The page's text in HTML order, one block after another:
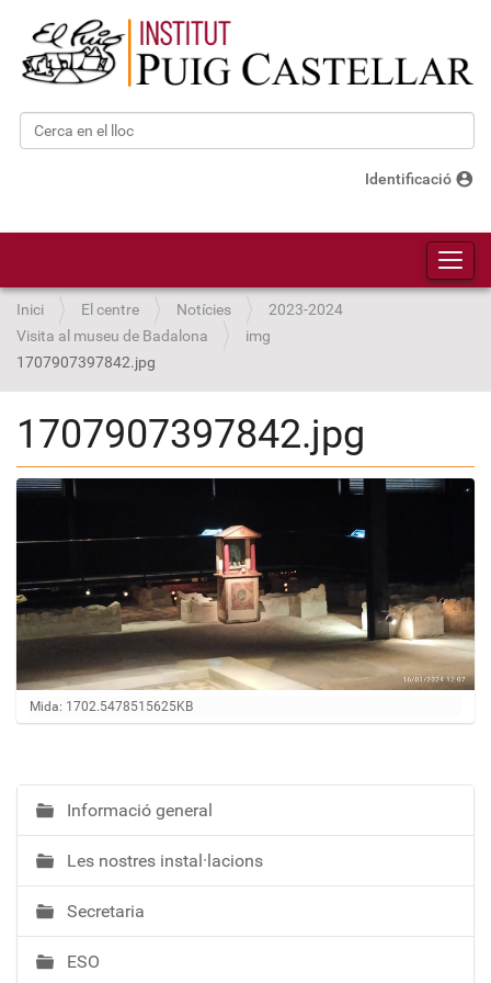
Cerca
Identificació account_circle
Inici El centre Notícies
2023-2024
Visita al museu de Badalona
img
1707907397842.jpg
1707907397842.jpg
Feu clic per a visualitzar la imatge a mida completa…
Mida: 1702.5478515625KB
N
a
v
e
g
a
c
Informació general
Les nostres instal·lacions
Secretaria
ESO